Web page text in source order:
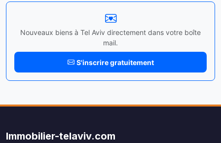
Nouveaux biens à Tel Aviv directement dans votre boîte
mail.
S'inscrire gratuitement
Immobilier-telaviv.com